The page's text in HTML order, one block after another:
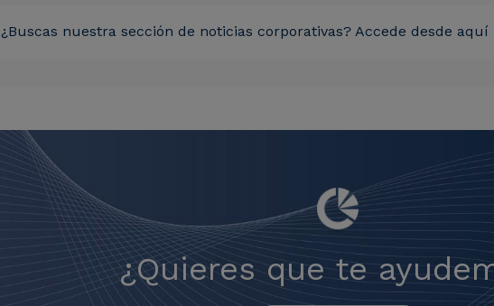
¿Buscas nuestra sección de noticias corporativas? Accede desde aquí
¿Quieres que te